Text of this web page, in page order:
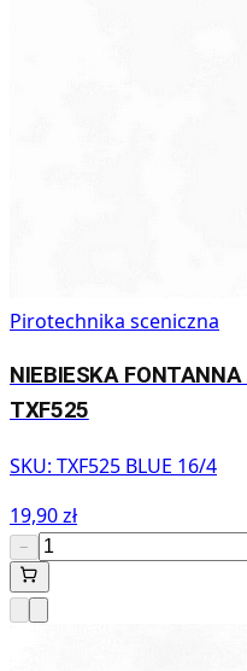
Pirotechnika sceniczna
NIEBIESKA
TXF525
SKU: TXF525 BLUE 16/4
19,90 zł
−